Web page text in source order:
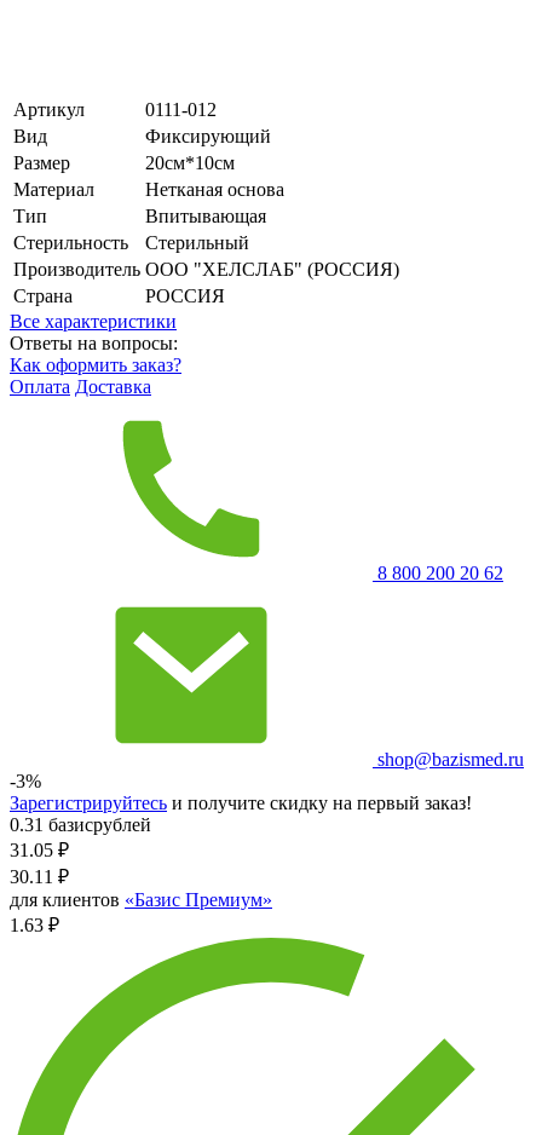
Артикул
0111-012
Вид
Фиксирующий
Размер
20см*10см
Материал
Нетканая основа
Тип
Впитывающая
Стерильность
Стерильный
Производитель ООО "ХЕЛСЛАБ" (РОССИЯ)
Страна
РОССИЯ
Все характеристики
Ответы на вопросы:
Как оформить заказ?
Оплата Доставка
8 800 200 20 62
shop@bazismed.ru
-3%
Зарегистрируйтесь и получите скидку на первый заказ!
0.31 базисрублей
31.05 ₽
30.11 ₽
для клиентов «Базис Премиум»
1.63 ₽